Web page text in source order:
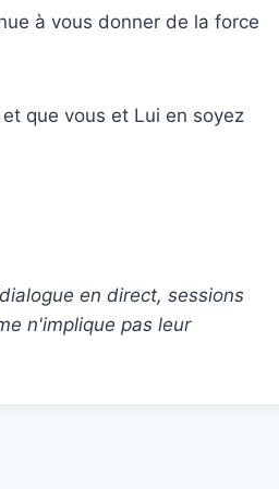
à vous donner de la force
que vous et Lui en soyez
en direct, sessions
n'implique pas leur